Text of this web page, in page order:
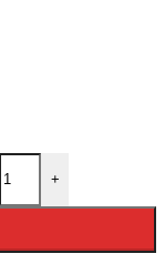
+